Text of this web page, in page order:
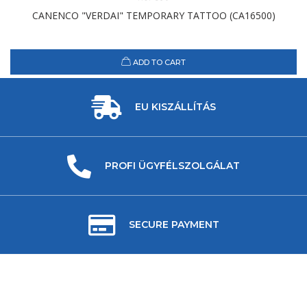
CANENCO "VERDAI" TEMPORARY TATTOO (CA16500)
ADD TO CART
EU KISZÁLLÍTÁS
PROFI ÜGYFÉLSZOLGÁLAT
SECURE PAYMENT